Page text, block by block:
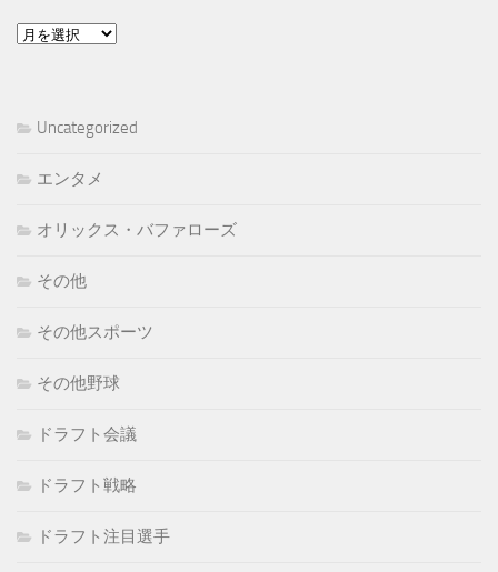
ア
ブ
Uncategorized
エンタメ
オリックス・バファローズ
その他
その他スポーツ
その他野球
ドラフト会議
ドラフト戦略
ドラフト注目選手